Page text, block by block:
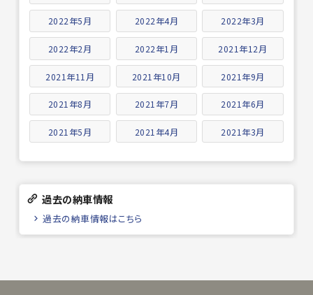
2022年5月 2022年4月 2022年3月
2022年2月 2022年1月 2021年12月
2021年11月 2021年10月 2021年9月
2021年8月 2021年7月 2021年6月
2021年5月 2021年4月 2021年3月
過去の納車情報
過去の納車情報はこちら